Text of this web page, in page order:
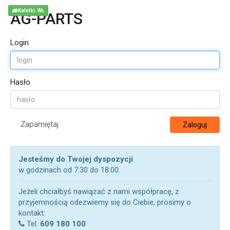
AG-PARTS
Login
Hasło
Zapamiętaj Zaloguj
Jesteśmy do Twojej dyspozycji
w godzinach od 7:30 do 18:00.
Jeżeli chciałbyś nawiązać z nami współpracę, z
przyjemnością odezwiemy się do Ciebie, prosimy o
kontakt:
Tel. 609 180 100
Kafelki: WŁ